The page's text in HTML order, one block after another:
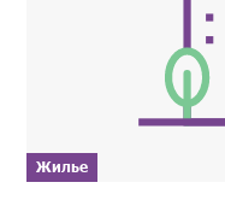
Жилье